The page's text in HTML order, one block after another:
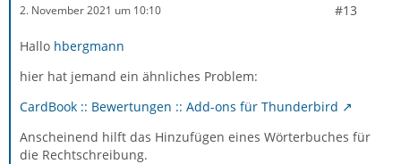
2. November 2021 um 10:10 #13
Hallo hbergmann
hier hat jemand ein ähnliches Problem:
CardBook :: Bewertungen :: Add-ons für Thunderbird
Anscheinend hilft das Hinzufügen eines Wörterbuches für
die Rechtschreibung.